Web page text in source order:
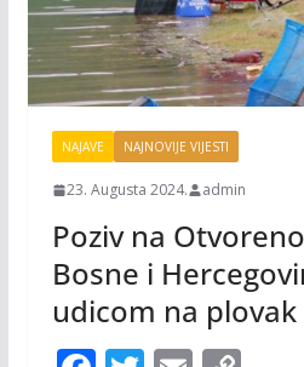
NAJAVE NAJNOVIJE VIJESTI
23. Augusta 2024. admin
Poziv na
Bosne i
udicom na